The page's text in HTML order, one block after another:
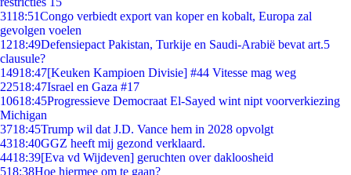
3118:51Congo verbiedt export van koper en kobalt, Europa zal
gevolgen voelen
1218:49Defensiepact Pakistan, Turkije en Saudi-Arabië bevat art.5
clausule?
14918:47[Keuken Kampioen Divisie] #44 Vitesse mag weg
22518:47Israel en Gaza #17
10618:45Progressieve Democraat El-Sayed wint nipt voorverkiezing
Michigan
3718:45Trump wil dat J.D. Vance hem in 2028 opvolgt
4318:40GGZ heeft mij gezond verklaard.
4418:39[Eva vd Wijdeven] geruchten over dakloosheid
518:38Hoe hiermee om te gaan?